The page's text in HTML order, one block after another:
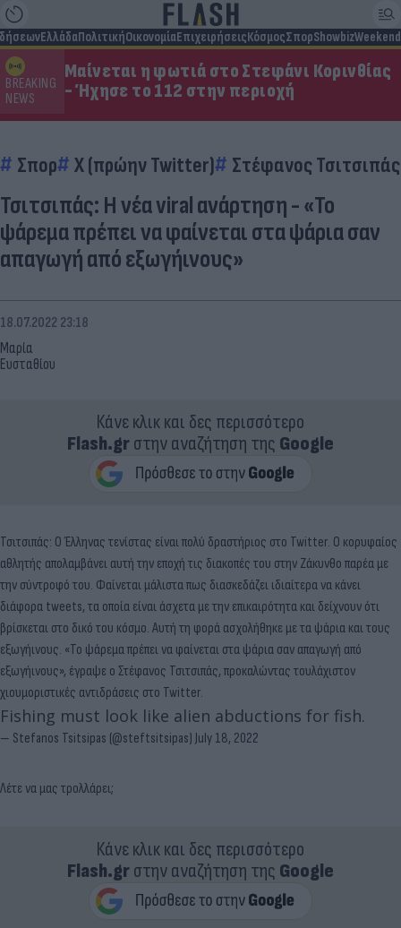
ΕλλάδαΠολιτικήΟικονομίαΕπιχειρήσειςΚόσμοςΣπορShowbizWeekend
BREAKING
NEWS
Μαίνεται η φωτιά στο Στεφάνι Κορινθίας
- Ήχησε το 112 στην περιοχή
Σπορ X (πρώην Twitter) Στέφανος Τσιτσιπάς
Τσιτσιπάς: Η νέα viral ανάρτηση - «Το
ψάρεμα πρέπει να φαίνεται στα ψάρια σαν
απαγωγή από εξωγήινους»
Μαρία
Ευσταθίου
18.07.2022 23:18
Κάνε κλικ και δες περισσότερο
Flash.grστην αναζήτηση της Google
Τσιτσιπάς: Ο Έλληνας τενίστας είναι πολύ δραστήριος στο Twitter. Ο κορυφαίος
αθλητής απολαμβάνει αυτή την εποχή τις διακοπές του στην Ζάκυνθο παρέα με
την σύντροφό του. Φαίνεται μάλιστα πως διασκεδάζει ιδιαίτερα να κάνει
διάφορα tweets, τα οποία είναι άσχετα με την επικαιρότητα και δείχνουν ότι
βρίσκεται στο δικό του κόσμο. Αυτή τη φορά ασχολήθηκε με τα ψάρια και τους
εξωγήινους. «Το ψάρεμα πρέπει να φαίνεται στα ψάρια σαν απαγωγή από
εξωγήινους», έγραψε ο Στέφανος Τσιτσιπάς, προκαλώντας τουλάχιστον
χιουμοριστικές αντιδράσεις στο Twitter.
Fishing must look like alien abductions for fish.
— Stefanos Tsitsipas (@steftsitsipas) July 18, 2022
Λέτε να μας τρολλάρει;
Κάνε κλικ και δες περισσότερο
Flash.grστην αναζήτηση της Google